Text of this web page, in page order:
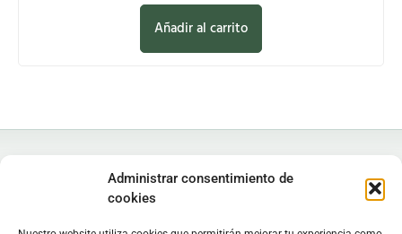
Administrar consentimiento de
cookies
Añadir al carrito